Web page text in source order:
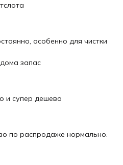
особенно для чистки
запас
и супер дешево
по распродаже нормально.